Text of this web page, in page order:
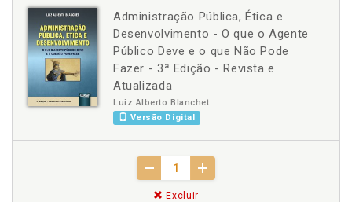
Administração Pública, Ética e
Desenvolvimento - O que o Agente
Público Deve e o que Não Pode
Fazer - 3ª Edição - Revista e
Atualizada
Luiz Alberto Blanchet
Versão Digital
Excluir